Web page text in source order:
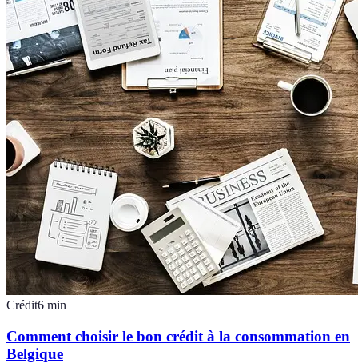
Crédit6 min
Comment choisir le bon crédit à la consommation en
Belgique